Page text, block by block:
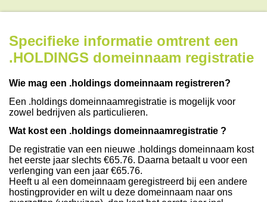
Specifieke informatie omtrent een
.HOLDINGS domeinnaam registratie
Wie mag een .holdings domeinnaam registreren?
Een .holdings domeinnaamregistratie is mogelijk voor
zowel bedrijven als particulieren.
Wat kost een .holdings domeinnaamregistratie ?
De registratie van een nieuwe .holdings domeinnaam kost
het eerste jaar slechts €65.76. Daarna betaalt u voor een
verlenging van een jaar €65.76.
Heeft u al een domeinnaam geregistreerd bij een andere
hostingprovider en wilt u deze domeinnaam naar ons